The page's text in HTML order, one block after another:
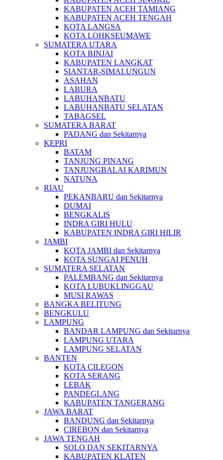
KABUPATEN ACEH TAMIANG
KABUPATEN ACEH TENGAH
KOTA LANGSA
KOTA LOHKSEUMAWE
SUMATERA UTARA
KOTA BINJAI
KABUPATEN LANGKAT
SIANTAR-SIMALUNGUN
ASAHAN
LABURA
LABUHANBATU
LABUHANBATU SELATAN
TABAGSEL
SUMATERA BARAT
PADANG dan Sekitarnya
KEPRI
BATAM
TANJUNG PINANG
TANJUNGBALAI KARIMUN
NATUNA
RIAU
PEKANBARU dan Sekitarnya
DUMAI
BENGKALIS
INDRA GIRI HULU
KABUPATEN INDRA GIRI HILIR
JAMBI
KOTA JAMBI dan Sekitarnya
KOTA SUNGAI PENUH
SUMATERA SELATAN
PALEMBANG dan Sekitarnya
KOTA LUBUKLINGGAU
MUSI RAWAS
BANGKA BELITUNG
BENGKULU
LAMPUNG
BANDAR LAMPUNG dan Sekitarnya
LAMPUNG UTARA
LAMPUNG SELATAN
BANTEN
KOTA CILEGON
KOTA SERANG
LEBAK
PANDEGLANG
KABUPATEN TANGERANG
JAWA BARAT
BANDUNG dan Sekitarnya
CIREBON dan Sekitarnya
JAWA TENGAH
SOLO DAN SEKITARNYA
KABUPATEN KLATEN